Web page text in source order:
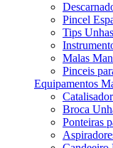
Pincel
Tips Unhas
Malas
Pinceis
Equipamentos
Broca
Ponteiras